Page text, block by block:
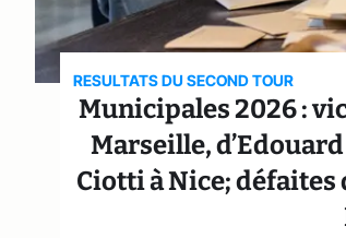
RESULTATS DU SECOND TOUR
Municipales 2026 :
Marseille,
Ciotti à Nice; défaites